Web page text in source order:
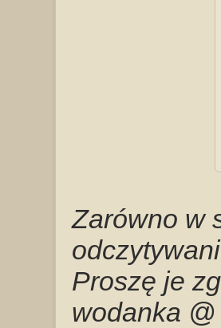
Zarówno w
Proszę je
wodanka